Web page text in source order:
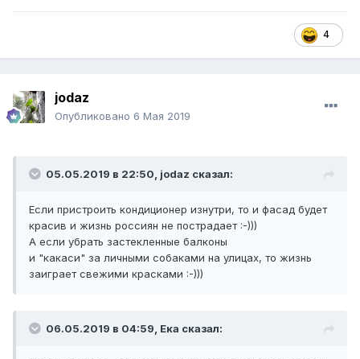
4
jodaz
Опубликовано 6 Мая 2019
05.05.2019 в 22:50, jodaz сказал:
Если пристроить кондиционер изнутри, то и фасад будет
красив и жизнь россиян не пострадает :-)))
А если убрать застекленные балконы
и "какаси" за личными собаками на улицах, то жизнь
заиграет свежими красками :-)))
06.05.2019 в 04:59, Ека сказал: